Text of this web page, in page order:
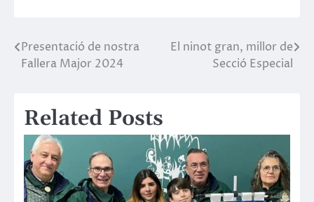
Navegació
d'entrades
Presentació de nostra
Fallera Major 2024
El ninot gran, millor de
Secció Especial
Related Posts